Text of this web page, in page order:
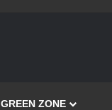
GREEN ZONE